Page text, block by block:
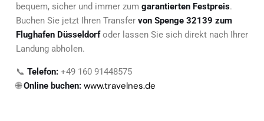
bequem, sicher und immer zum garantierten Festpreis.
Buchen Sie jetzt Ihren Transfer von Spenge 32139 zum
Flughafen Düsseldorfoder lassen Sie sich direkt nach Ihrer
Landung abholen.
📞 Telefon: +49 160 91448575
🌐Online buchen: www.travelnes.de